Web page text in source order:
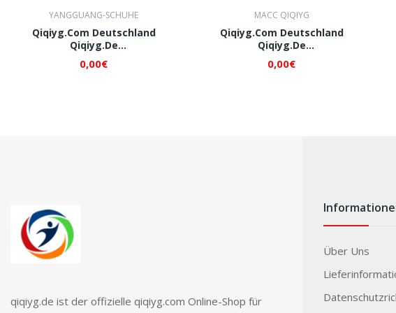
YANGGUANG-SCHUHE
Qiqiyg.com Deutschland
Qiqiyg.de
Whatsapp+8618120605182 QI444
0,00€
MACC QIQIYG
Qiqiyg.com Deutschland
Qiqiyg.de
Whatsapp+8618120605182 QI445
0,00€
qiqiyg.de ist der offizielle qiqiyg.com Online-Shop für
Über Uns